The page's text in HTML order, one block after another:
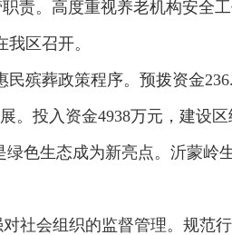
责。高度重视养老机构安全
区召开。
民殡葬政策程序。预拨资金
。投入资金4938万元，建设
色生态成为新亮点。沂蒙岭
社会组织的监督管理。规范